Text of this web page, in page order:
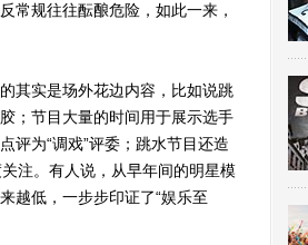
常规往往酝酿危险，如此一来，
实是场外花边内容，比如说跳
；节目大量的时间用于展示选手
评为“调戏”评委；跳水节目还造
注。有人说，从早年间的明星模
越低，一步步印证了“娱乐至